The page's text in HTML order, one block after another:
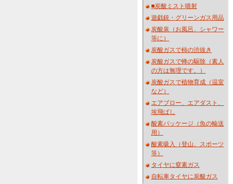
■炭酸ミスト噴射
遊戯銃・グリーンガス用品
炭酸泉（お風呂、シャワー
等に）
炭酸ガスで柿の渋抜き
炭酸ガスで蜂の駆除（素人
の方は無理です。）
炭酸ガスで植物育成（温室
など）
エアブロー、エアダスト、
埃飛ばし
酸素パッケージ（魚の輸送
用）
酸素吸入（登山、スポーツ
等）
タイヤに窒素ガス
自転車タイヤに炭酸ガス